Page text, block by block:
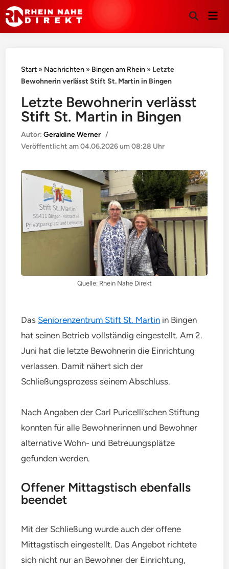
Suche
Start » Nachrichten » Bingen am Rhein » Letzte
Bewohnerin verlässt Stift St. Martin in Bingen
Letzte Bewohnerin verlässt
Stift St. Martin in Bingen
Autor:Geraldine Werner /
Veröffentlicht am04.06.2026 um 08:28 Uhr
Quelle: Rhein Nahe Direkt
Das Seniorenzentrum Stift St. Martin in Bingen
hat seinen Betrieb vollständig eingestellt. Am 2.
Juni hat die letzte Bewohnerin die Einrichtung
verlassen. Damit nähert sich der
Schließungsprozess seinem Abschluss.
Nach Angaben der Carl Puricelli’schen Stiftung
konnten für alle Bewohnerinnen und Bewohner
alternative Wohn- und Betreuungsplätze
gefunden werden.
Offener Mittagstisch ebenfalls
beendet
Mit der Schließung wurde auch der offene
Mittagstisch eingestellt. Das Angebot richtete
sich nicht nur an Bewohner der Einrichtung,